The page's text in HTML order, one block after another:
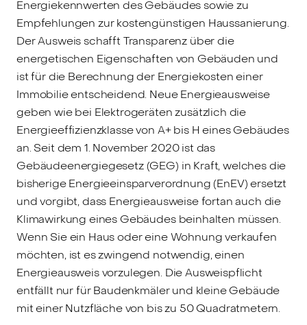
Energiekennwerten des Gebäudes sowie zu
Empfehlungen zur kostengünstigen Haussanierung.
Der Ausweis schafft Transparenz über die
energetischen Eigenschaften von Gebäuden und
ist für die Berechnung der Energiekosten einer
Immobilie entscheidend. Neue Energieausweise
geben wie bei Elektrogeräten zusätzlich die
Energieeffizienzklasse von A+ bis H eines Gebäudes
an. Seit dem 1. November 2020 ist das
Gebäudeenergiegesetz (GEG) in Kraft, welches die
bisherige Energieeinsparverordnung (EnEV) ersetzt
und vorgibt, dass Energieausweise fortan auch die
Klimawirkung eines Gebäudes beinhalten müssen.
Wenn Sie ein Haus oder eine Wohnung verkaufen
möchten, ist es zwingend notwendig, einen
Energieausweis vorzulegen. Die Ausweispflicht
entfällt nur für Baudenkmäler und kleine Gebäude
mit einer Nutzfläche von bis zu 50 Quadratmetern.